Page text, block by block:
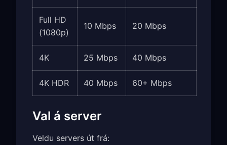
Full HD
(1080p)
10 Mbps 20 Mbps
4K 25 Mbps 40 Mbps
4K HDR 40 Mbps 60+ Mbps
Val á server
Veldu servers út frá: